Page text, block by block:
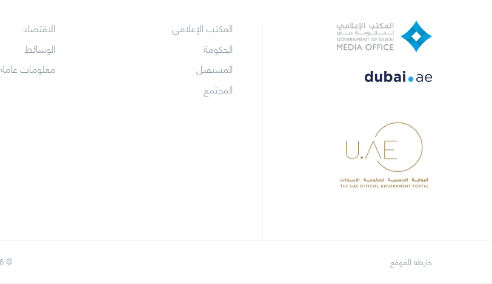
المكتب الإعلامي
الحكومة
المستقبل
المجتمع
الاقتصاد
الوسائط
معلومات عامة
خارطة الموقع © 2026 حقوق التأليف والنشر حول المكتب الإعلامي لحكومة دبي. كل الحقوق محفوظة.